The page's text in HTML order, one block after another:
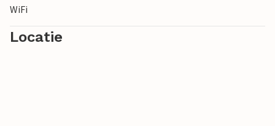
uitstapje naar het themapark Legoland in Billund of de
dierentuin van Givskud zeker de moeite waard.
WiFi
Locatie